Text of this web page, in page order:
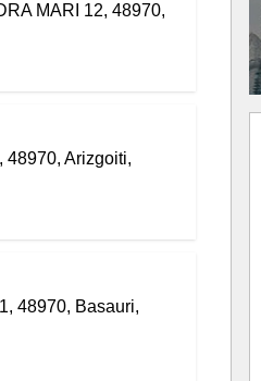
MARI 12, 48970,
48970, Arizgoiti,
48970, Basauri,